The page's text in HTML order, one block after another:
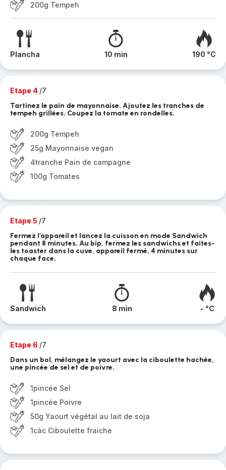
200g Tempeh
Plancha 10 min 190 °C
Etape 4 /7
Tartinez le pain de mayonnaise. Ajoutez les tranches de
tempeh grillées. Coupez la tomate en rondelles.
200g Tempeh
25g Mayonnaise vegan
4tranche Pain de campagne
100g Tomates
Etape 5 /7
Fermez l'appareil et lancez la cuisson en mode Sandwich
pendant 8 minutes. Au bip, fermez les sandwichs et faites-
les toaster dans la cuve, appareil fermé, 4 minutes sur
chaque face.
Sandwich 8 min - °C
Etape 6 /7
Dans un bol, mélangez le yaourt avec la ciboulette hachée,
une pincée de sel et de poivre.
1pincée Sel
1pincée Poivre
50g Yaourt végétal au lait de soja
1càc Ciboulette fraiche